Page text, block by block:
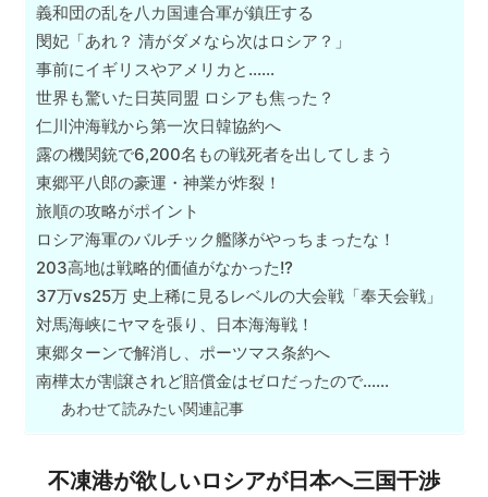
義和団の乱を八カ国連合軍が鎮圧する
閔妃「あれ？ 清がダメなら次はロシア？」
事前にイギリスやアメリカと……
世界も驚いた日英同盟 ロシアも焦った？
仁川沖海戦から第一次日韓協約へ
露の機関銃で6,200名もの戦死者を出してしまう
東郷平八郎の豪運・神業が炸裂！
旅順の攻略がポイント
ロシア海軍のバルチック艦隊がやっちまったな！
203高地は戦略的価値がなかった!?
37万vs25万 史上稀に見るレベルの大会戦「奉天会戦」
対馬海峡にヤマを張り、日本海海戦！
東郷ターンで解消し、ポーツマス条約へ
南樺太が割譲されど賠償金はゼロだったので……
あわせて読みたい関連記事
不凍港が欲しいロシアが日本へ三国干渉